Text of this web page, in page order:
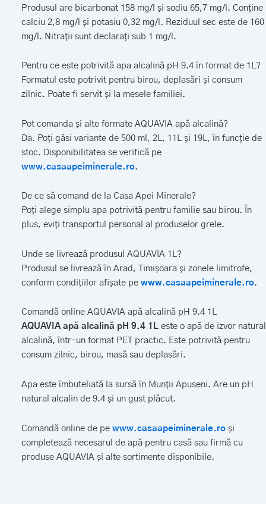
Produsul are bicarbonat 158 mg/l și sodiu 65,7 mg/l. Conține
calciu 2,8 mg/l și potasiu 0,32 mg/l. Reziduul sec este de 160
mg/l. Nitrații sunt declarați sub 1 mg/l.
Pentru ce este potrivită apa alcalină pH 9.4 în format de 1L?
Formatul este potrivit pentru birou, deplasări și consum
zilnic. Poate fi servit și la mesele familiei.
Pot comanda și alte formate AQUAVIA apă alcalină?
Da. Poți găsi variante de 500 ml, 2L, 11L și 19L, în funcție de
stoc. Disponibilitatea se verifică pe
www.casaapeiminerale.ro.
De ce să comand de la Casa Apei Minerale?
Poți alege simplu apa potrivită pentru familie sau birou. În
plus, eviți transportul personal al produselor grele.
Unde se livrează produsul AQUAVIA 1L?
Produsul se livrează în Arad, Timișoara și zonele limitrofe,
conform condițiilor afișate pe www.casaapeiminerale.ro.
Comandă online AQUAVIA apă alcalină pH 9.4 1L
AQUAVIA apă alcalină pH 9.4 1Leste o apă de izvor natural
alcalină, într-un format PET practic. Este potrivită pentru
consum zilnic, birou, masă sau deplasări.
Apa este îmbuteliată la sursă în Munții Apuseni. Are un pH
natural alcalin de 9.4 și un gust plăcut.
Comandă online de pe www.casaapeiminerale.roși
completează necesarul de apă pentru casă sau firmă cu
produse AQUAVIA și alte sortimente disponibile.